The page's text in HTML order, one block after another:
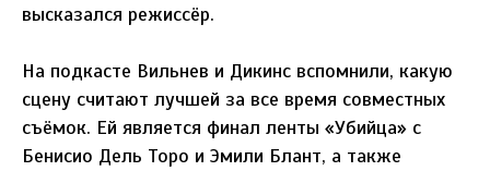
высказался режиссёр.
На подкасте Вильнев и Дикинс вспомнили, какую
сцену считают лучшей за все время совместных
съёмок. Ей является финал ленты «Убийца» с
Бенисио Дель Торо и Эмили Блант, а также